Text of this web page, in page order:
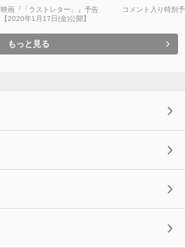
映画『「ラストレター」』予告
【2020年1月17日(金)公開】
コメント入り特別
もっと見る